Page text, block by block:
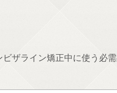
ビザライン矯正中に使う必